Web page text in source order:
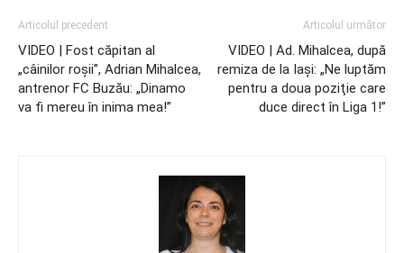
Articolul precedent
VIDEO | Fost căpitan al
„câinilor roşii”, Adrian Mihalcea,
antrenor FC Buzău: „Dinamo
va fi mereu în inima mea!”
Articolul următor
VIDEO | Ad. Mihalcea, după
remiza de la Iaşi: „Ne luptăm
pentru a doua poziţie care
duce direct în Liga 1!”